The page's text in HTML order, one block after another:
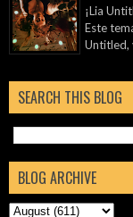
¡Lia
Este
Untitled,
SEARCH THIS BLOG
BLOG ARCHIVE